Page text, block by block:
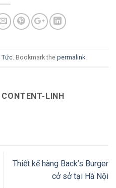
Tức. Bookmark the permalink.
LINH
Thiết kế hàng Back’s Burger
cở sở tại Hà Nội